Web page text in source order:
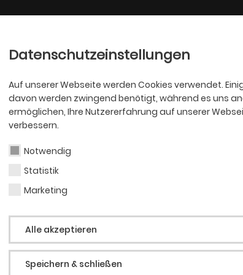
Datenschutzeinstellungen
Auf unserer Webseite werden Cookies verwendet.
davon werden zwingend benötigt, während es uns
ermöglichen, Ihre Nutzererfahrung auf unserer
verbessern.
Notwendig
Statistik
Marketing
Alle akzeptieren
Speichern & schließen